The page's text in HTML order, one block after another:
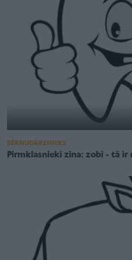
BĒRNUDĀRZNIEKS
Pirmklasnieki zina: zobi - tā ir